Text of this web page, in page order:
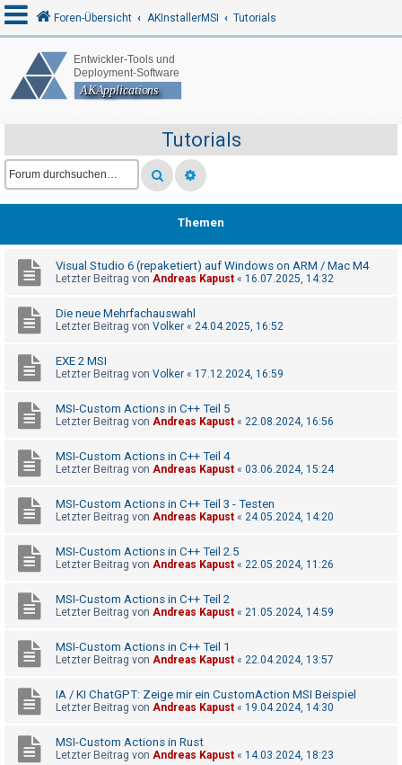
A
e
l
d
n
R
e
g
r
i
e
r
e
n
U
n
b
e
a
n
t
w
Foren-Übersicht AKInstallerMSI Tutorials
Tutorials
Themen
Visual Studio 6 (repaketiert) auf Windows on ARM / Mac M4
Letzter Beitrag von Andreas Kapust « 16.07.2025, 14:32
Die neue Mehrfachauswahl
Letzter Beitrag von Volker « 24.04.2025, 16:52
EXE 2 MSI
Letzter Beitrag von Volker « 17.12.2024, 16:59
MSI-Custom Actions in C++ Teil 5
Letzter Beitrag von Andreas Kapust « 22.08.2024, 16:56
MSI-Custom Actions in C++ Teil 4
Letzter Beitrag von Andreas Kapust « 03.06.2024, 15:24
MSI-Custom Actions in C++ Teil 3 - Testen
Letzter Beitrag von Andreas Kapust « 24.05.2024, 14:20
MSI-Custom Actions in C++ Teil 2.5
Letzter Beitrag von Andreas Kapust « 22.05.2024, 11:26
MSI-Custom Actions in C++ Teil 2
Letzter Beitrag von Andreas Kapust « 21.05.2024, 14:59
MSI-Custom Actions in C++ Teil 1
Letzter Beitrag von Andreas Kapust « 22.04.2024, 13:57
IA / KI ChatGPT: Zeige mir ein CustomAction MSI Beispiel
Letzter Beitrag von Andreas Kapust « 19.04.2024, 14:30
MSI-Custom Actions in Rust
Letzter Beitrag von Andreas Kapust « 14.03.2024, 18:23